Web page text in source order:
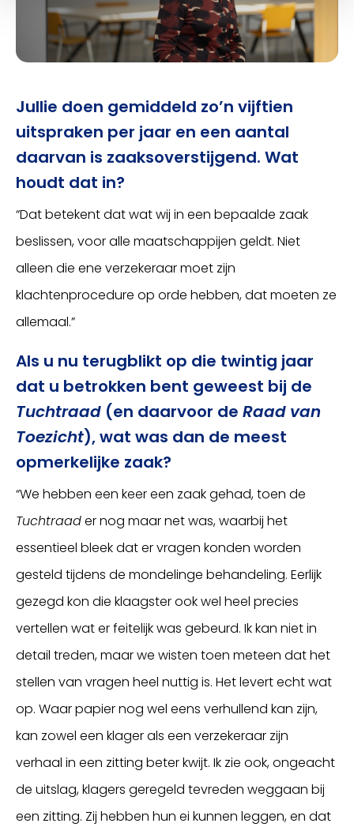
Jullie doen gemiddeld zo’n vijftien
uitspraken per jaar en een aantal
daarvan is zaaksoverstijgend. Wat
houdt dat in?
“Dat betekent dat wat wij in een bepaalde zaak
beslissen, voor alle maatschappijen geldt. Niet
alleen die ene verzekeraar moet zijn
klachtenprocedure op orde hebben, dat moeten ze
allemaal.”
Als u nu terugblikt op die twintig jaar
dat u betrokken bent geweest bij de
Tuchtraad (en daarvoor de Raad van
Toezicht), wat was dan de meest
opmerkelijke zaak?
“We hebben een keer een zaak gehad, toen de
Tuchtraader nog maar net was, waarbij het
essentieel bleek dat er vragen konden worden
gesteld tijdens de mondelinge behandeling. Eerlijk
gezegd kon die klaagster ook wel heel precies
vertellen wat er feitelijk was gebeurd. Ik kan niet in
detail treden, maar we wisten toen meteen dat het
stellen van vragen heel nuttig is. Het levert echt wat
op. Waar papier nog wel eens verhullend kan zijn,
kan zowel een klager als een verzekeraar zijn
verhaal in een zitting beter kwijt. Ik zie ook, ongeacht
de uitslag, klagers geregeld tevreden weggaan bij
een zitting. Zij hebben hun ei kunnen leggen, en dat